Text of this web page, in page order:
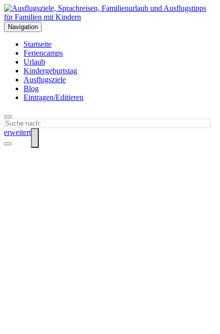
Navigation
Startseite
Feriencamps
Urlaub
Kindergeburtstag
Ausflugsziele
Blog
Eintragen/Editieren
erweitert